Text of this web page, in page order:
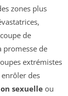
zones plus
de
promesse de
extrémistes
des
sexuelle ou